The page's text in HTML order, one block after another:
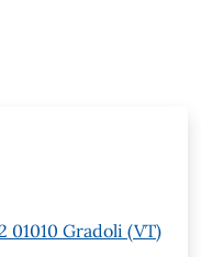
01010 Gradoli (VT)